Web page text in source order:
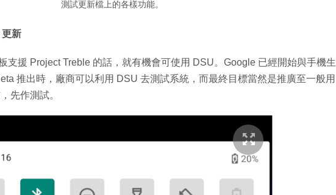
測試更新檔上的各樣功能。
新
支援 Project Treble 的話，就有機會可使用 DSU。Google 已經開始與手機生
推出時，廠商可以利用 DSU 去測試系統，而最終目標當然是推廣至一般用
先作測試。